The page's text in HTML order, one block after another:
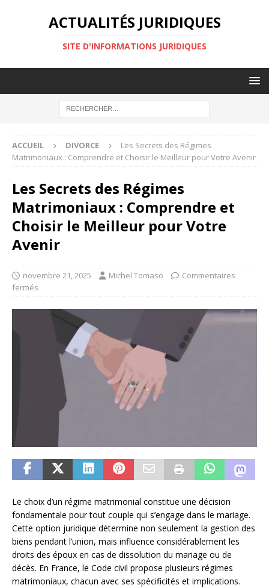
ACTUALITÉS JURIDIQUES
SITE D'INFORMATIONS JURIDIQUES
ACCUEIL DIVORCE
Les Secrets des Régimes
Matrimoniaux : Comprendre et Choisir le Meilleur pour Votre Avenir
Les Secrets des Régimes
Matrimoniaux : Comprendre et
Choisir le Meilleur pour Votre
Avenir
novembre 21, 2025 Michel Tomaso
Commentaires
fermés
Le choix d’un régime matrimonial constitue une décision
fondamentale pour tout couple qui s’engage dans le mariage.
Cette option juridique détermine non seulement la gestion des
biens pendant l’union, mais influence considérablement les
droits des époux en cas de dissolution du mariage ou de
décès. En France, le Code civil propose plusieurs régimes
matrimoniaux, chacun avec ses spécificités et implications.